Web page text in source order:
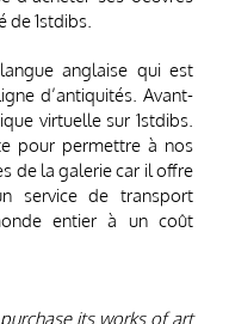
ses oeuvres
anglaise qui est
d’antiquités. Avant-
virtuelle sur 1stdibs.
pour permettre à nos
de la galerie car il offre
service de transport
entier à un coût